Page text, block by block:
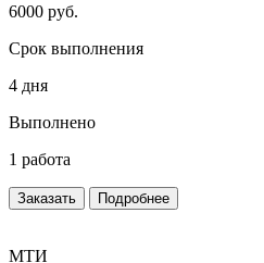
6000 руб.
Срок выполнения
4 дня
Выполнено
1 работа
Заказать Подробнее
МТИ